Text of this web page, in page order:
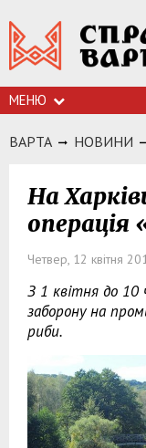
МЕНЮ
ВАРТА НОВИНИ
На
операція
Четвер, 12 квітня
З 1 квітня до 10
заборону на
риби.